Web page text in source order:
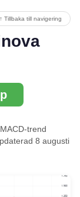
↑ Tillbaka till navigering
trend
8 augusti